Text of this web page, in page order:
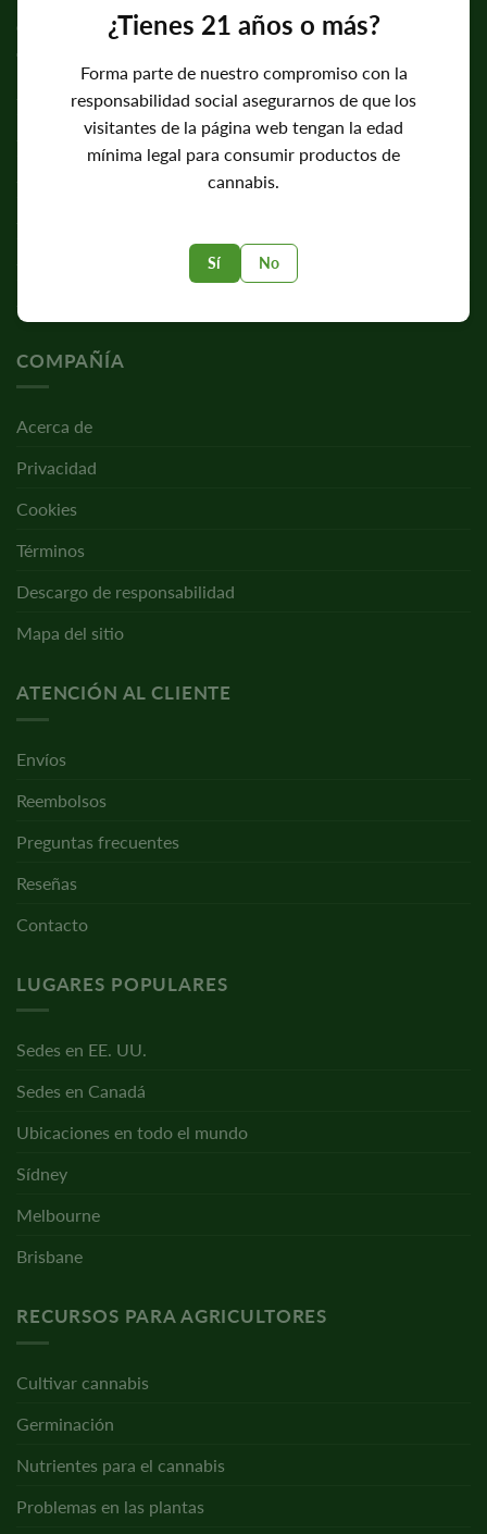
¿Tienes 21 años o más?
Forma parte de nuestro compromiso con la
responsabilidad social asegurarnos de que los
visitantes de la página web tengan la edad
mínima legal para consumir productos de
cannabis.
Sí No
COLECCIONES DE SEMILLAS
Semillas feminizadas
Semillas autoflorecientes
Semillas con alto contenido en THC
COMPAÑÍA
Acerca de
Privacidad
Cookies
Términos
Descargo de responsabilidad
Mapa del sitio
ATENCIÓN AL CLIENTE
Envíos
Reembolsos
Preguntas frecuentes
Reseñas
Contacto
LUGARES POPULARES
Sedes en EE. UU.
Sedes en Canadá
Ubicaciones en todo el mundo
Sídney
Melbourne
Brisbane
RECURSOS PARA AGRICULTORES
Cultivar cannabis
Germinación
Nutrientes para el cannabis
Problemas en las plantas